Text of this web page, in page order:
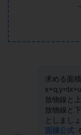
求める面
放物線と
放物線と
としまし
面積公式